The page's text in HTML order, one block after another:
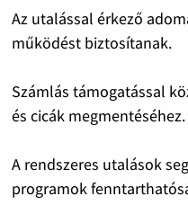
Az utalással érkező
működést biztosítanak.
Számlás támogatással
és cicák megmentéséhez.
A rendszeres utalások
programok